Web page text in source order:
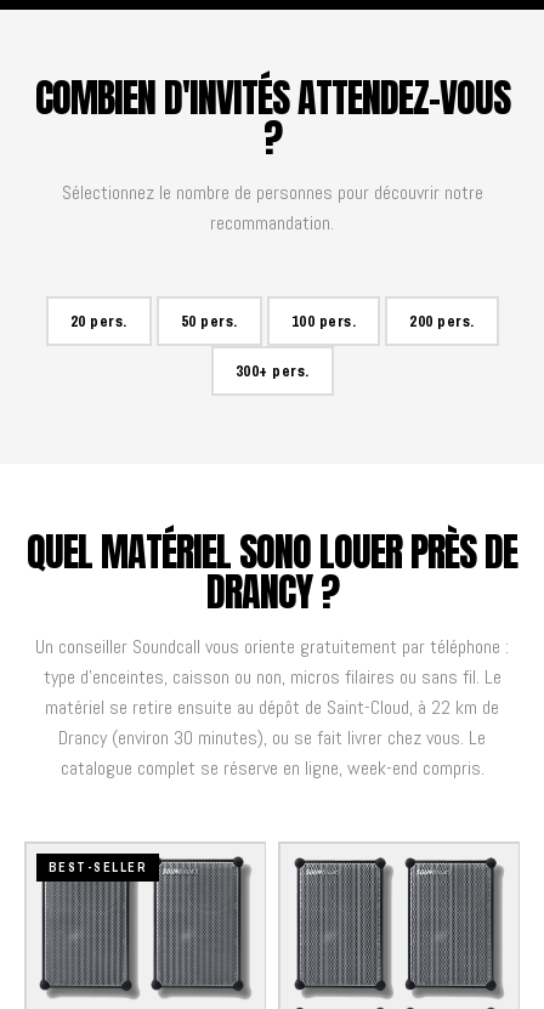
COMBIEN D'INVITÉS ATTENDEZ-VOUS
?
Sélectionnez le nombre de personnes pour découvrir notre
recommandation.
20 pers. 50 pers. 100 pers. 200 pers.
300+ pers.
QUEL MATÉRIEL SONO LOUER PRÈS DE
DRANCY ?
Un conseiller Soundcall vous oriente gratuitement par téléphone :
type d'enceintes, caisson ou non, micros filaires ou sans fil. Le
matériel se retire ensuite au dépôt de Saint-Cloud, à 22 km de
Drancy (environ 30 minutes), ou se fait livrer chez vous. Le
catalogue complet se réserve en ligne, week-end compris.
BEST-SELLER